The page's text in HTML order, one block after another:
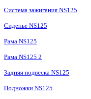
Система зажигания NS125
Сиденье NS125
Рама NS125
Рама NS125 2
Задняя подвеска NS125
Подножки NS125